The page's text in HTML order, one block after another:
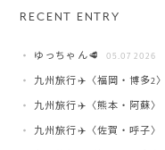
RECENT ENTRY
ゆっちゃん🥩 05.07 2026
九州旅行✈️〈福岡・博多2〉
九州旅行✈️〈熊本・阿蘇〉
九州旅行✈️〈佐賀・呼子〉